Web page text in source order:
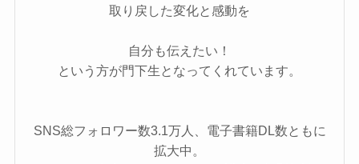
取り戻した変化と感動を
自分も伝えたい！
という方が門下生となってくれています。
SNS総フォロワー数3.1万人、電子書籍DL数ともに
拡大中。